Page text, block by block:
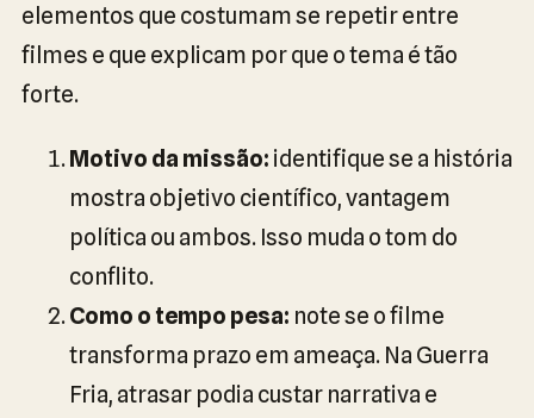
elementos que costumam se repetir entre
filmes e que explicam por que o tema é tão
forte.
Motivo da missão: identifique se a história
mostra objetivo científico, vantagem
política ou ambos. Isso muda o tom do
conflito.
Como o tempo pesa: note se o filme
transforma prazo em ameaça. Na Guerra
Fria, atrasar podia custar narrativa e